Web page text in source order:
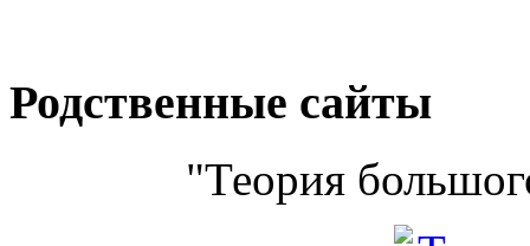
Родственные сайты
"Теория